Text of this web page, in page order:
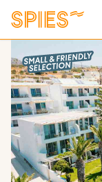
Vis billeder